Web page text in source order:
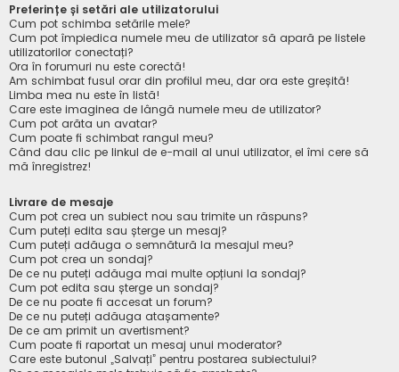
Preferințe și setări ale utilizatorului
Cum pot schimba setările mele?
Cum pot împiedica numele meu de utilizator să apară pe listele
utilizatorilor conectați?
Ora în forumuri nu este corectă!
Am schimbat fusul orar din profilul meu, dar ora este greșită!
Limba mea nu este în listă!
Care este imaginea de lângă numele meu de utilizator?
Cum pot arăta un avatar?
Cum poate fi schimbat rangul meu?
Când dau clic pe linkul de e-mail al unui utilizator, el îmi cere să
mă înregistrez!
Livrare de mesaje
Cum pot crea un subiect nou sau trimite un răspuns?
Cum puteți edita sau șterge un mesaj?
Cum puteți adăuga o semnătură la mesajul meu?
Cum pot crea un sondaj?
De ce nu puteți adăuga mai multe opțiuni la sondaj?
Cum pot edita sau șterge un sondaj?
De ce nu poate fi accesat un forum?
De ce nu puteți adăuga atașamente?
De ce am primit un avertisment?
Cum poate fi raportat un mesaj unui moderator?
Care este butonul „Salvați” pentru postarea subiectului?